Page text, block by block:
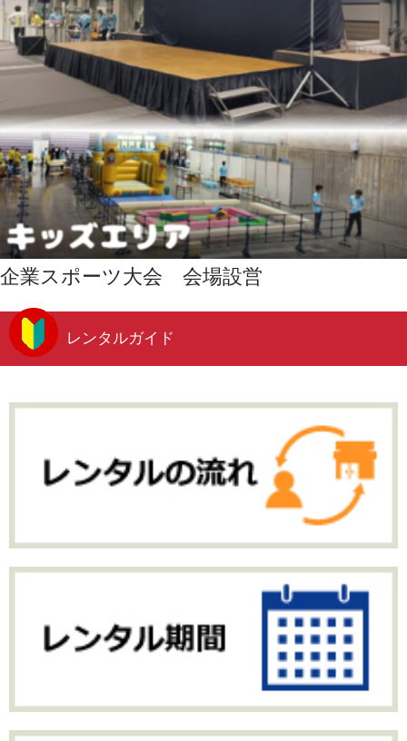
企業スポーツ大会 会場設営
レンタルガイド